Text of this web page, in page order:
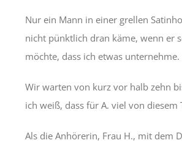
Nur ein Mann in einer grellen
nicht pünktlich dran käme, wenn er
möchte, dass ich etwas
Wir warten von kurz vor halb zehn
ich weiß, dass für A. viel von
Als die Anhörerin, Frau H., mit dem